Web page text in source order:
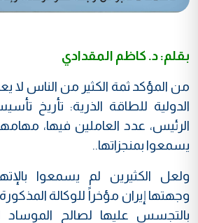
بقلم: د. كاظم المقدادي
من المؤكد ثمة الكثير من الناس لا
الدولية للطاقة الذرية: تأريخ
الرئيس، عدد العاملين فيها،
يسمعوا بمنجزاتها..
ولعل الكثيرين لم يسمعوا
وجهتها إيران مؤخراً للوكالة
بالتجسس عليها لصالح الموساد